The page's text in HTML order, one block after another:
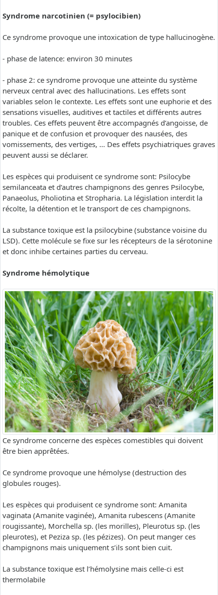
Syndrome narcotinien (= psylocibien)
Ce syndrome provoque une intoxication de type hallucinogène.
- phase de latence: environ 30 minutes
- phase 2: ce syndrome provoque une atteinte du système
nerveux central avec des hallucinations. Les effets sont
variables selon le contexte. Les effets sont une euphorie et des
sensations visuelles, auditives et tactiles et différents autres
troubles. Ces effets peuvent être accompagnés d’angoisse, de
panique et de confusion et provoquer des nausées, des
vomissements, des vertiges, … Des effets psychiatriques graves
peuvent aussi se déclarer.
Les espèces qui produisent ce syndrome sont: Psilocybe
semilanceata et d’autres champignons des genres Psilocybe,
Panaeolus, Pholiotina et Stropharia. La législation interdit la
récolte, la détention et le transport de ces champignons.
La substance toxique est la psilocybine (substance voisine du
LSD). Cette molécule se fixe sur les récepteurs de la sérotonine
et donc inhibe certaines parties du cerveau.
Syndrome hémolytique
Ce syndrome concerne des espèces comestibles qui doivent
être bien apprêtées.
Ce syndrome provoque une hémolyse (destruction des
globules rouges).
Les espèces qui produisent ce syndrome sont: Amanita
vaginata (Amanite vaginée), Amanita rubescens (Amanite
rougissante), Morchella sp. (les morilles), Pleurotus sp. (les
pleurotes), et Peziza sp. (les pézizes). On peut manger ces
champignons mais uniquement s’ils sont bien cuit.
La substance toxique est l’hémolysine mais celle-ci est
thermolabile